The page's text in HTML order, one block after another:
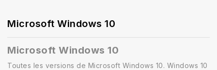
Microsoft Windows 10
Microsoft Windows 10
Toutes les versions de Microsoft Windows 10. Windows 10